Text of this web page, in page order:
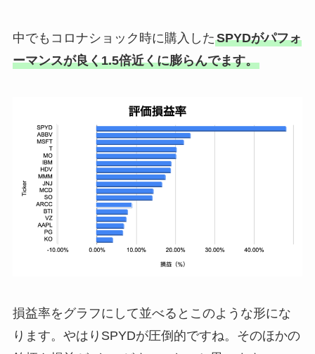
中でもコロナショック時に購入したSPYDがパフォ
ーマンスが良く1.5倍近くに膨らんでます。
損益率をグラフにして並べるとこのような形にな
ります。やはりSPYDが圧倒的ですね。そのほかの